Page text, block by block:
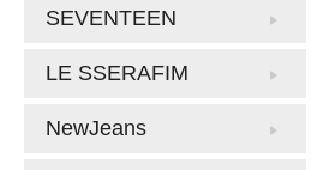
SEVENTEEN
LE SSERAFIM
NewJeans